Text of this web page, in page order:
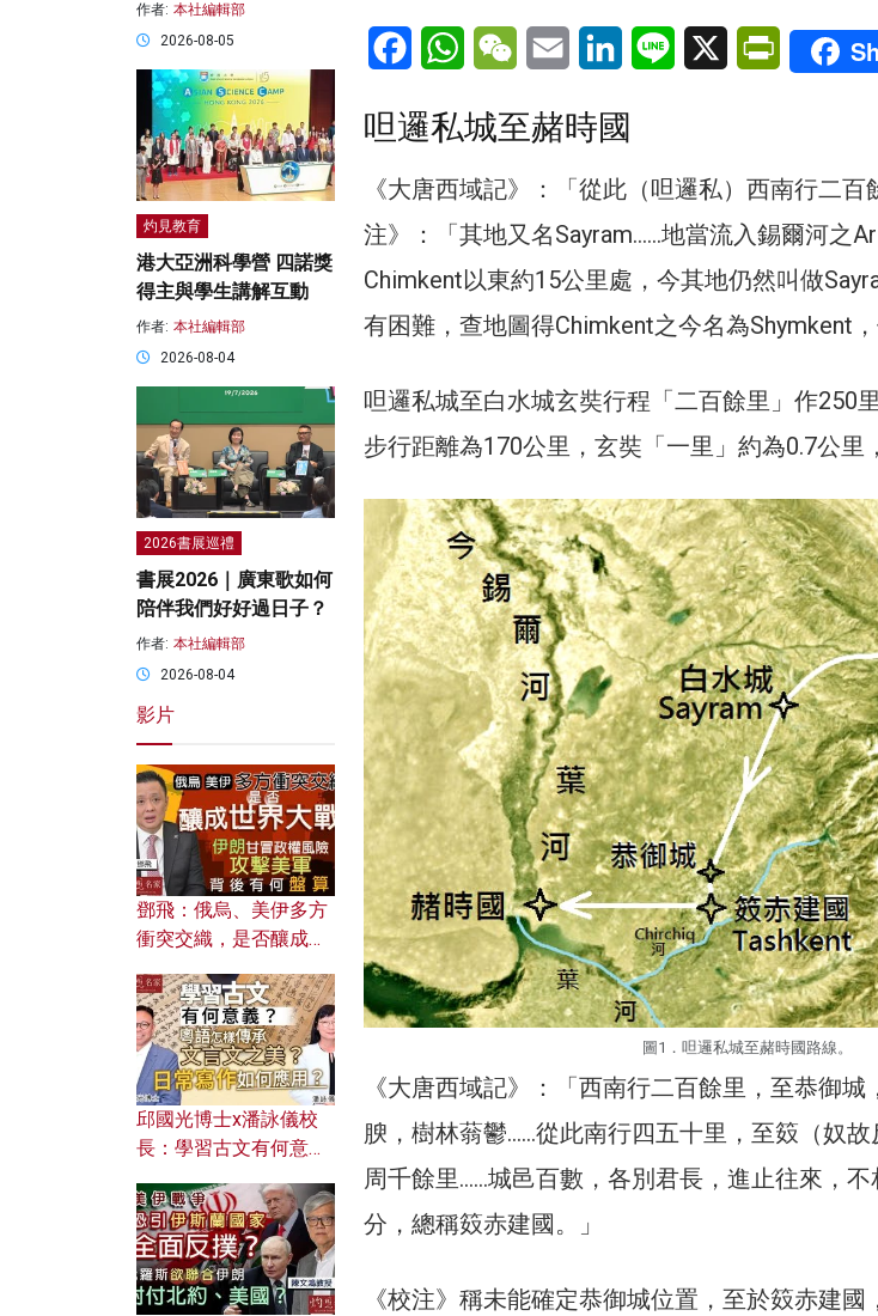
FacebookWhatsAppWeChatEmail LinkedInLine X
呾邏私城至赭時國
《大唐西域記》：「從此（呾邏私）西南行二
注》：「其地又名Sayram……地當流入錫爾河之
Chimkent以東約15公里處，今其地仍然叫做
有困難，查地圖得Chimkent之今名為Shymkent，
呾邏私城至白水城玄奘行程「二百餘里」作250
步行距離為170公里，玄奘「一里」約為0.7公里
圖1．呾邏私城至赭時國路線。
《大唐西域記》：「西南行二百餘里，至恭御
腴，樹林蓊鬱……從此南行四五十里，至笯（奴
周千餘里……城邑百數，各別君長，進止往來，
分，總稱笯赤建國。」
《校注》稱未能確定恭御城位置，至於笯赤建
作者: 本社編輯部
2026-08-05
灼見教育
港大亞洲科學營 四諾獎
得主與學生講解互動
作者: 本社編輯部
2026-08-04
2026書展巡禮
書展2026｜廣東歌如何
陪伴我們好好過日子？
作者: 本社編輯部
2026-08-04
影片
鄧飛：俄烏、美伊多方
衝突交織，是否釀成世
風險攻擊美軍，背後有
何盤算？
邱國光博士x潘詠儀校
長：學習古文有何意
文之美？ 日常寫作如何
應用？